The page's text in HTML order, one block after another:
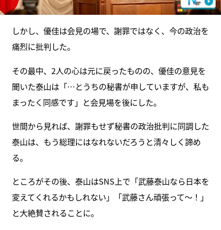
しかし、優佳は会見の場で、謝罪ではなく、今の政治を
痛烈に批判した。
その最中、2人の心は元に戻ったものの、優佳の意見を
聞いた泰山は「…とうちの秘書が申していますが、私も
まったく同感です」と会見場を後にした。
世間から見れば、謝罪もせず秘書の政治批判に同調した
泰山は、もう総理にはなれないだろうと清々しく諦め
る。
ところがその後、泰山はSNS上で「武藤泰山なら日本を
変えてくれるかもしれない」「武藤さん頑張って～！」
と大絶賛されることに。